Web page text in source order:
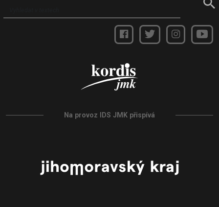
Na provoz IDS JMK přispívá